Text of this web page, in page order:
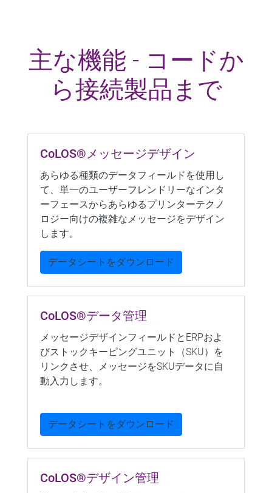
主な機能 - コードか
ら接続製品まで
CoLOS®メッセージデザイン
あらゆる種類のデータフィールドを使用し
て、単一のユーザーフレンドリーなインタ
ーフェースからあらゆるプリンターテクノ
ロジー向けの複雑なメッセージをデザイン
します。
データシートをダウンロード
CoLOS®データ管理
メッセージデザインフィールドとERPおよ
びストックキーピングユニット（SKU）を
リンクさせ、メッセージをSKUデータに自
動入力します。
データシートをダウンロード
CoLOS®デザイン管理